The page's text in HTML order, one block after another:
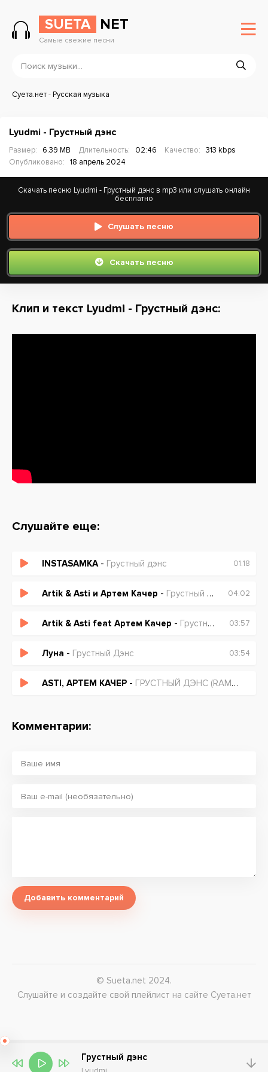
SUETA NET
Самые свежие песни
Суета.нет-Русская музыка
Lyudmi - Грустный дэнс
Размер: 6.39 MB Длительность: 02:46 Качество:
313 kbps
Опубликовано:
18 апрель 2024
Скачать песню Lyudmi - Грустный дэнс в mp3 или слушать онлайн
бесплатно
Слушать песню
Скачать песню
Клип и текст Lyudmi - Грустный дэнс:
Слушайте еще:
INSTASAMKA- Грустный дэнс 01:18
Artik & Asti и Артем Качер - Грустный дэнс (Lavrushkin and Mephisto Remix) 04:02
Artik & Asti feat Артем Качер - Грустный дэнс (Mikis Remix) 03:57
Луна - Грустный Дэнс 03:54
ASTI, АРТЕМ КАЧЕР - ГРУСТНЫЙ ДЭНС (RAMIREZ & RAKURS REMIX)
Комментарии:
Добавить комментарий
© Sueta.net 2024.
Слушайте и создайте свой плейлист на сайте Суета.нет
Грустный дэнс